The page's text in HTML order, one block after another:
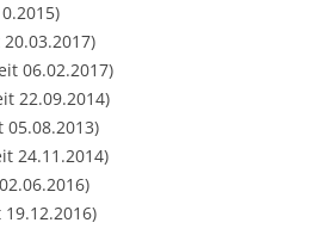
06.02.2017)
22.09.2014)
05.08.2013)
24.11.2014)